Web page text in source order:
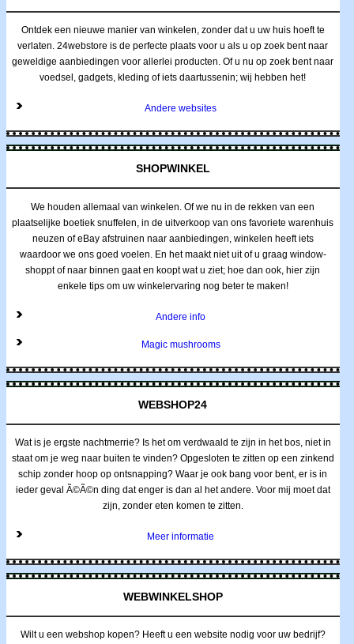
Ontdek een nieuwe manier van winkelen, zonder dat u uw huis hoeft te
verlaten. 24webstore is de perfecte plaats voor u als u op zoek bent naar
geweldige aanbiedingen voor allerlei producten. Of u nu op zoek bent naar
voedsel, gadgets, kleding of iets daartussenin; wij hebben het!
Andere websites
SHOPWINKEL
We houden allemaal van winkelen. Of we nu in de rekken van een
plaatselijke boetiek snuffelen, in de uitverkoop van ons favoriete warenhuis
neuzen of eBay afstruinen naar aanbiedingen, winkelen heeft iets
waardoor we ons goed voelen. En het maakt niet uit of u graag window-
shoppt of naar binnen gaat en koopt wat u ziet; hoe dan ook, hier zijn
enkele tips om uw winkelervaring nog beter te maken!
Andere info
Magic mushrooms
WEBSHOP24
Wat is je ergste nachtmerrie? Is het om verdwaald te zijn in het bos, niet in
staat om je weg naar buiten te vinden? Opgesloten te zitten op een zinkend
schip zonder hoop op ontsnapping? Waar je ook bang voor bent, er is in
ieder geval Ã©Ã©n ding dat enger is dan al het andere. Voor mij moet dat
zijn, zonder eten komen te zitten.
Meer informatie
WEBWINKELSHOP
Wilt u een webshop kopen? Heeft u een website nodig voor uw bedrijf?